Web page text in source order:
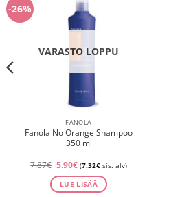
-26%
VARASTO LOPPU
FANOLA
Fanola No Orange Shampoo
350 ml
7.87€ Alkuperäinen
oli:
7.87€.
5.90€Nykyinen
hinta
on:
5.90€.
(7.32€sis. alv)
LUE LISÄÄ